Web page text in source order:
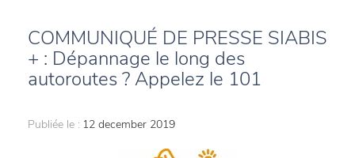
COMMUNIQUÉ DE PRESSE SIABIS
+ : Dépannage le long des
autoroutes ? Appelez le 101
Publiée le : 12 december 2019